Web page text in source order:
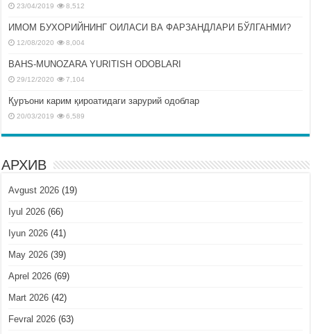
23/04/2019 8,512
ИМОМ БУХОРИЙНИНГ ОИЛАСИ ВА ФАРЗАНДЛАРИ БЎЛГАНМИ?
12/08/2020 8,004
BAHS-MUNOZARA YURITISH ODOBLARI
29/12/2020 7,104
Қуръони карим қироатидаги зарурий одоблар
20/03/2019 6,589
АРХИВ
Avgust 2026 (19)
Iyul 2026 (66)
Iyun 2026 (41)
May 2026 (39)
Aprel 2026 (69)
Mart 2026 (42)
Fevral 2026 (63)